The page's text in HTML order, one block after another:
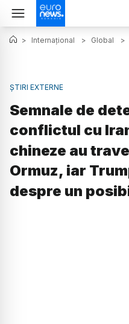
> Internațional > Global >
ȘTIRI EXTERNE
Semnale de
conflictul cu
chineze au
Ormuz, iar
despre un